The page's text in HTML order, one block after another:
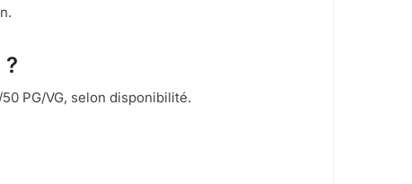
PG/VG, selon disponibilité.